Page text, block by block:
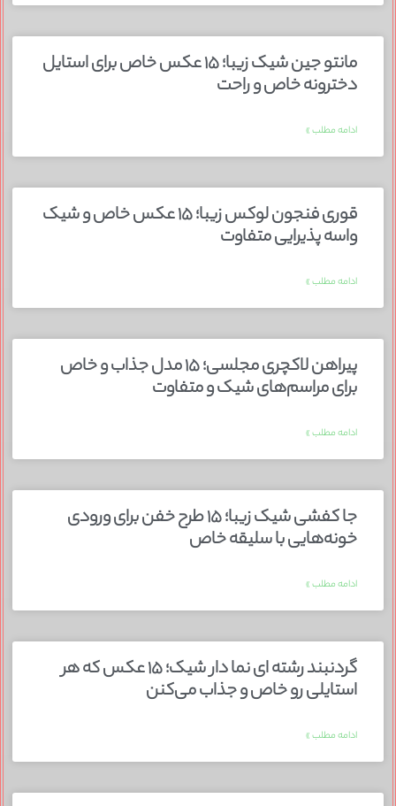
مانتو جین شیک زیبا؛ ۱۵ عکس خاص برای استایل
دخترونه خاص و راحت
ادامه مطلب »
قوری فنجون لوکس زیبا؛ ۱۵ عکس خاص و شیک
واسه پذیرایی متفاوت
ادامه مطلب »
پیراهن لاکچری مجلسی؛ ۱۵ مدل جذاب و خاص
برای مراسم‌های شیک و متفاوت
ادامه مطلب »
جا کفشی شیک زیبا؛ ۱۵ طرح خفن برای ورودی
خونه‌هایی با سلیقه خاص
ادامه مطلب »
گردنبند رشته ای نما دار شیک؛ ۱۵ عکس که هر
استایلی رو خاص و جذاب می‌کنن
ادامه مطلب »